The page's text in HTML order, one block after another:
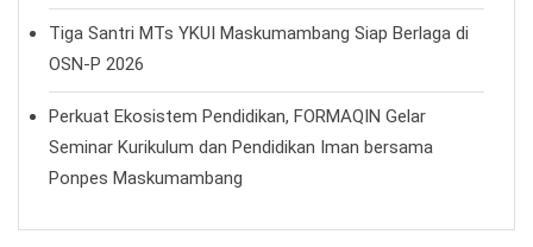
Tiga Santri MTs YKUI Maskumambang Siap Berlaga di
OSN-P 2026
Perkuat Ekosistem Pendidikan, FORMAQIN Gelar
Seminar Kurikulum dan Pendidikan Iman bersama
Ponpes Maskumambang